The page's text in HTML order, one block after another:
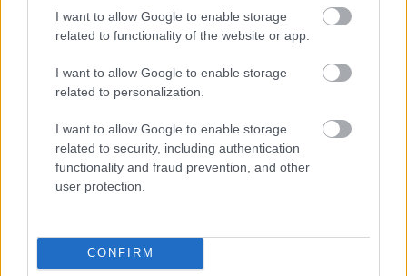
I want to allow Google to enable storage
related to functionality of the website or app.
I want to allow Google to enable storage
related to personalization.
I want to allow Google to enable storage
related to security, including authentication
functionality and fraud prevention, and other
user protection.
CONFIRM
Winesoul •2020. december 13.
Az idei november senkinek se kecsegtetett túl sok
jóval. Az új rendelkezéseknek köszönhetően, egy bő
féléve a boros baráti társasággal tervezett
és az általam levezényelt tokaji kóstolót kénytelen
voltam lefújni, ez pedig eléggé
elkeserített. Szerencsénkre vigaszul tartottunk egy
kis létszámú…